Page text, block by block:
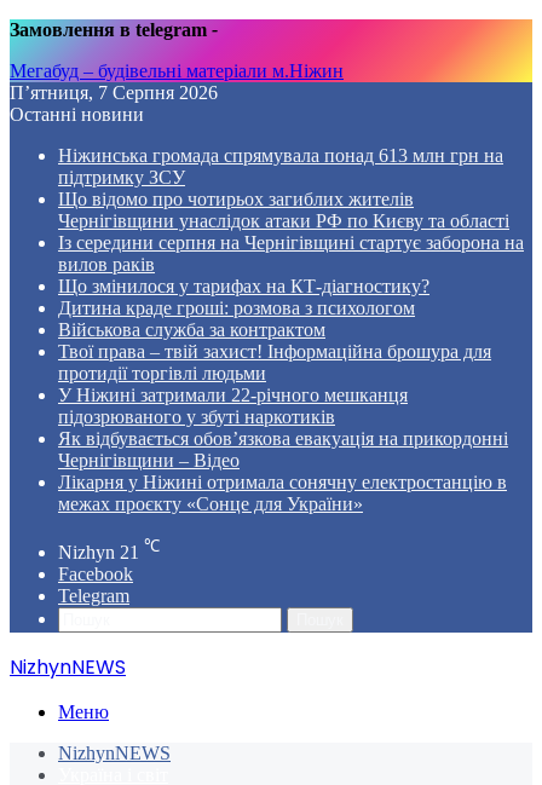
Замовлення в telegram -
Мегабуд – будівельні матеріали м.Ніжин
П’ятниця, 7 Серпня 2026
Останні новини
Ніжинська громада спрямувала понад 613 млн грн на
підтримку ЗСУ
Що відомо про чотирьох загиблих жителів
Чернігівщини унаслідок атаки РФ по Києву та області
Із середини серпня на Чернігівщині стартує заборона на
вилов раків
Що змінилося у тарифах на КТ-діагностику?
Дитина краде гроші: розмова з психологом
Військова служба за контрактом
Твої права – твій захист! Інформаційна брошура для
протидії торгівлі людьми
У Ніжині затримали 22-річного мешканця
підозрюваного у збуті наркотиків
Як відбувається обов’язкова евакуація на прикордонні
Чернігівщини – Відео
Лікарня у Ніжині отримала сонячну електростанцію в
межах проєкту «Сонце для України»
Nizhyn 21 ℃
Facebook
Telegram
NizhynNEWS
Меню
NizhynNEWS